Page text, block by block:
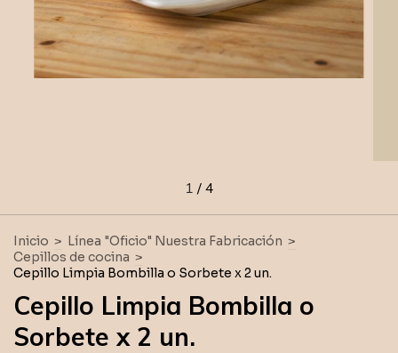
1 / 4
Inicio > Línea "Oficio" Nuestra Fabricación >
Cepillos de cocina >
Cepillo Limpia Bombilla o Sorbete x 2 un.
Cepillo Limpia Bombilla o
Sorbete x 2 un.